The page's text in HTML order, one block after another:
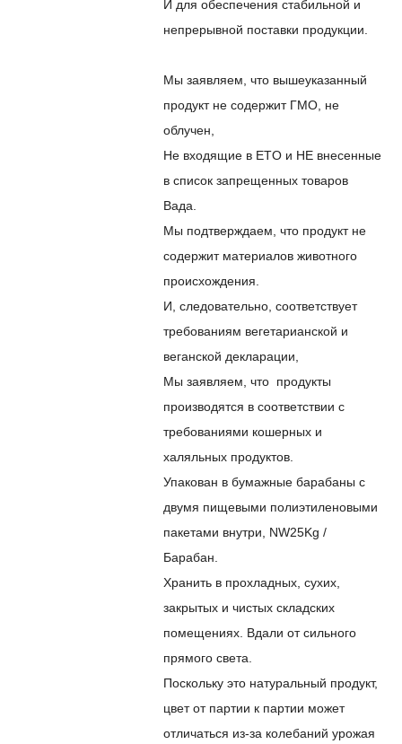
И для обеспечения стабильной и
непрерывной поставки продукции.
Мы заявляем, что вышеуказанный
продукт не содержит ГМО, не
облучен,
Не входящие в ETO и НЕ внесенные
в список запрещенных товаров
Вада.
Мы подтверждаем, что продукт не
содержит материалов животного
происхождения.
И, следовательно, соответствует
требованиям вегетарианской и
веганской декларации,
Мы заявляем, что продукты
производятся в соответствии с
требованиями кошерных и
халяльных продуктов.
Упакован в бумажные барабаны с
двумя пищевыми полиэтиленовыми
пакетами внутри, NW25Kg /
Барабан.
Хранить в прохладных, сухих,
закрытых и чистых складских
помещениях. Вдали от сильного
прямого света.
Поскольку это натуральный продукт,
цвет от партии к партии может
отличаться из-за колебаний урожая